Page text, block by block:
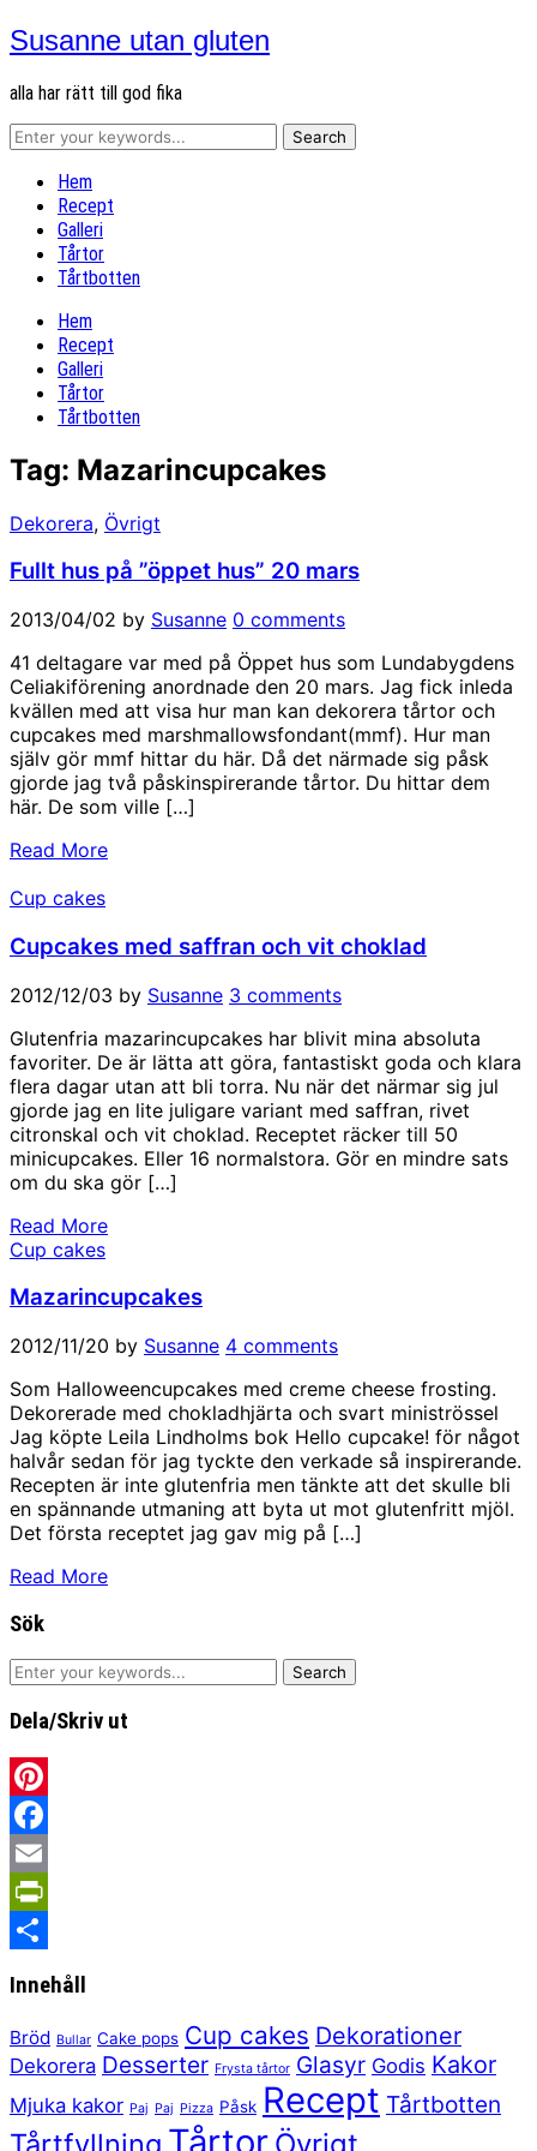
Susanne utan gluten
alla har rätt till god fika
Hem
Recept
Galleri
Tårtor
Tårtbotten
Hem
Recept
Galleri
Tårtor
Tårtbotten
Tag: Mazarincupcakes
Dekorera, Övrigt
Fullt hus på ”öppet hus” 20 mars
2013/04/02 by Susanne 0 comments
41 deltagare var med på Öppet hus som Lundabygdens
Celiakiförening anordnade den 20 mars. Jag fick inleda
kvällen med att visa hur man kan dekorera tårtor och
cupcakes med marshmallowsfondant(mmf). Hur man
själv gör mmf hittar du här. Då det närmade sig påsk
gjorde jag två påskinspirerande tårtor. Du hittar dem
här. De som ville […]
Read More
Cup cakes
Cupcakes med saffran och vit choklad
2012/12/03 by Susanne 3 comments
Glutenfria mazarincupcakes har blivit mina absoluta
favoriter. De är lätta att göra, fantastiskt goda och klara
flera dagar utan att bli torra. Nu när det närmar sig jul
gjorde jag en lite juligare variant med saffran, rivet
citronskal och vit choklad. Receptet räcker till 50
minicupcakes. Eller 16 normalstora. Gör en mindre sats
om du ska gör […]
Read More
Cup cakes
Mazarincupcakes
2012/11/20 by Susanne 4 comments
Som Halloweencupcakes med creme cheese frosting.
Dekorerade med chokladhjärta och svart ministrössel
Jag köpte Leila Lindholms bok Hello cupcake! för något
halvår sedan för jag tyckte den verkade så inspirerande.
Recepten är inte glutenfria men tänkte att det skulle bli
en spännande utmaning att byta ut mot glutenfritt mjöl.
Det första receptet jag gav mig på […]
Read More
Sök
Dela/Skriv ut
Pinterest
Facebook
Email
PrintFriendly
Innehåll
Bröd Bullar Cake pops Cup cakes Dekorationer
Dekorera Desserter Frysta tårtor Glasyr Godis Kakor
Mjuka kakor Paj Paj Pizza Påsk Recept Tårtbotten
Tårtor